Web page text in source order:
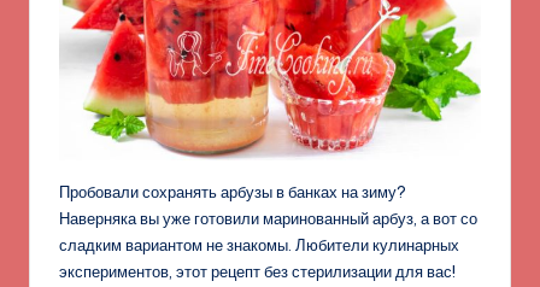
Пробовали сохранять арбузы в банках на зиму?
Наверняка вы уже готовили маринованный арбуз, а вот со
сладким вариантом не знакомы. Любители кулинарных
экспериментов, этот рецепт без стерилизации для вас!